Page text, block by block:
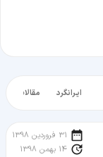
ایرانگرد مقالات
31 فروردین 1398
14 بهمن 1398